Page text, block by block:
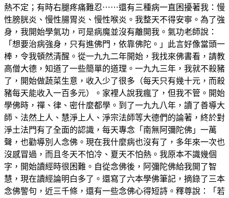
熱不定；有時右腿疼痛難忍⋯⋯還有三種病一直困擾著我：慢
性膀胱炎、慢性腸胃炎、慢性喉炎。我整天不得安寧。為了強
身，我開始學氣功，可是病魔並沒有離開我。氣功老師說：
「想要治病強身，只有進佛門，依靠佛陀。」此言好像當頭一
棒，令我頓然清醒。從一九九二年開始，我找來佛書看，請教
高僧大德，知道了一些簡單的道理。一九九三年，我就不殺豬
了，開始做蔬菜生意，收入少了很多（每天只有幾十元，而殺
豬每天能收入一百多元）。家裡人說我瘋了，但我不管。開始
學佛時，禪、律、密什麼都學。到了一九九八年，讀了善導大
師、法然上人、慧淨上人、淨宗法師等大德們的論著，終於對
淨土法門有了全面的認識，每天專念「南無阿彌陀佛」一萬
聲，也勸導別人念佛。現在我什麼病也沒有了，多年來一次也
沒感冒過，而且冬天不怕冷、夏天不怕熱。我原本不識幾個
字，開始讀經時很困難。自從念佛後，阿彌陀佛給我開了智
慧，現在讀經論明白多了。還寫了六本學佛筆記，摘錄了三本
念佛警句，近三千條，還有一些念佛心得短詩。釋尊說：「若